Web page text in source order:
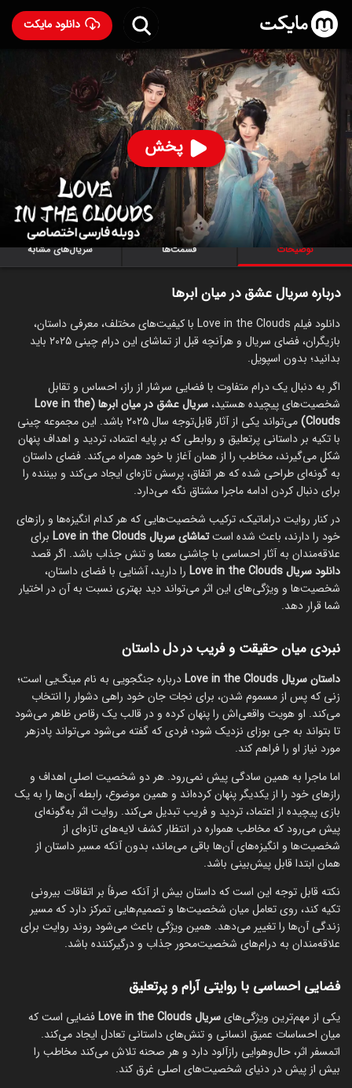
دانلود مایکت
پخش
سریال عشق در میان ابرها با دوبله فارسی
- Love in the
Clouds 2025
۵۲۸ 96% ۸.۳
ساخت چین سال 2025
رده سنی ۱۸+
سریال
درام
توضیحات قسمت‌ها سریال‌های مشابه
درباره سریال عشق در میان ابرها
دانلود فیلم Love in the Clouds با کیفیت‌های مختلف، معرفی داستان،
بازیگران، فضای سریال و هرآنچه قبل از تماشای این درام چینی ۲۰۲۵ باید
بدانید؛ بدون اسپویل.
اگر به دنبال یک درام متفاوت با فضایی سرشار از راز، احساس و تقابل
شخصیت‌های پیچیده هستید،
سریال عشق در میان ابرها (Love in the
Clouds)
می‌تواند یکی از آثار قابل‌توجه سال ۲۰۲۵ باشد. این مجموعه چینی
با تکیه بر داستانی پرتعلیق و روابطی که بر پایه اعتماد، تردید و اهداف پنهان
شکل می‌گیرند، مخاطب را از همان آغاز با خود همراه می‌کند. فضای داستان
به گونه‌ای طراحی شده که هر اتفاق، پرسش تازه‌ای ایجاد می‌کند و بیننده را
برای دنبال کردن ادامه ماجرا مشتاق نگه می‌دارد.
در کنار روایت دراماتیک، ترکیب شخصیت‌هایی که هر کدام انگیزه‌ها و رازهای
خود را دارند، باعث شده استتماشای سریال Love in the Clouds
برای
علاقه‌مندان به آثار احساسی با چاشنی معما و تنش جذاب باشد. اگر قصد
دانلود سریال Love in the Clouds
را دارید، آشنایی با فضای داستان،
شخصیت‌ها و ویژگی‌های این اثر می‌تواند دید بهتری نسبت به آن در اختیار
شما قرار دهد.
نبردی میان حقیقت و فریب در دل داستان
داستان سریال Love in the Clouds
درباره جنگجویی به نام مینگ‌یی است؛
زنی که پس از مسموم شدن، برای نجات جان خود راهی دشوار را انتخاب
می‌کند. او هویت واقعی‌اش را پنهان کرده و در قالب یک رقاص ظاهر می‌شود
تا بتواند به جی بوزای نزدیک شود؛ فردی که گفته می‌شود می‌تواند پادزهر
مورد نیاز او را فراهم کند.
اما ماجرا به همین سادگی پیش نمی‌رود. هر دو شخصیت اصلی اهداف و
رازهای خود را از یکدیگر پنهان کرده‌اند و همین موضوع، رابطه آن‌ها را به یک
بازی پیچیده از اعتماد، تردید و فریب تبدیل می‌کند. روایت اثر به‌گونه‌ای
پیش می‌رود که مخاطب همواره در انتظار کشف لایه‌های تازه‌ای از
شخصیت‌ها و انگیزه‌های آن‌ها باقی می‌ماند، بدون آنکه مسیر داستان از
همان ابتدا قابل پیش‌بینی باشد.
نکته قابل توجه این است که داستان بیش از آنکه صرفاً بر اتفاقات بیرونی
تکیه کند، روی تعامل میان شخصیت‌ها و تصمیم‌هایی تمرکز دارد که مسیر
زندگی آن‌ها را تغییر می‌دهد. همین ویژگی باعث می‌شود روند روایت برای
علاقه‌مندان به درام‌های شخصیت‌محور جذاب و درگیرکننده باشد.
فضایی احساسی با روایتی آرام و پرتعلیق
یکی از مهم‌ترین ویژگی‌هایسریال Love in the Clouds
فضایی است که
میان احساسات عمیق انسانی و تنش‌های داستانی تعادل ایجاد می‌کند.
اتمسفر اثر، حال‌وهوایی رازآلود دارد و هر صحنه تلاش می‌کند مخاطب را
بیش از پیش در دنیای شخصیت‌های اصلی غرق کند.